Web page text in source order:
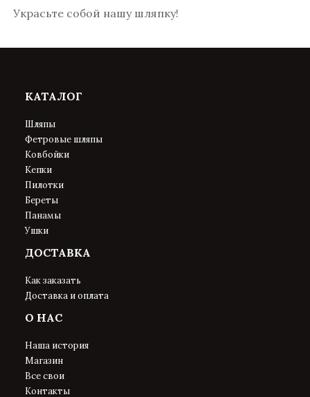
Украсьте собой нашу шляпку!
КАТАЛОГ
Шляпы
Фетровые шляпы
Ковбойки
Кепки
Пилотки
Береты
Панамы
Ушки
ДОСТАВКА
Как заказать
Доставка и оплата
О НАС
Наша история
Магазин
Все свои
Контакты